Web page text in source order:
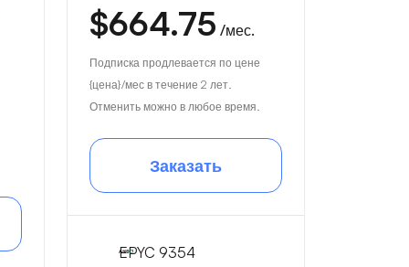
$664.75 /мес.
Подписка продлевается по цене
{цена}/мес в течение 2 лет.
Отменить можно в любое время.
Заказать
EPYC 9354